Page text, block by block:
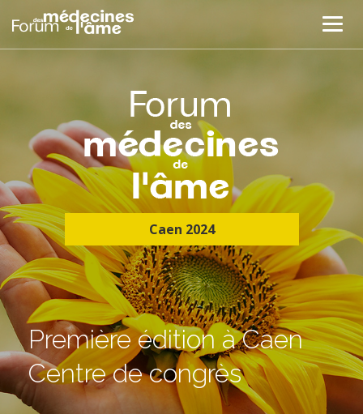
Première édition à Caen
Centre de congrès
Caen 2024